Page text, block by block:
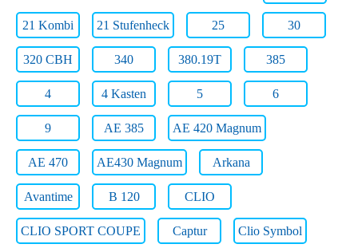
21 Kombi 21 Stufenheck 25 30
320 CBH 340 380.19T 385
4 4 Kasten 5 6
9 AE 385 AE 420 Magnum
AE 470 AE430 Magnum Arkana
Avantime B 120 CLIO
CLIO SPORT COUPE Captur Clio Symbol